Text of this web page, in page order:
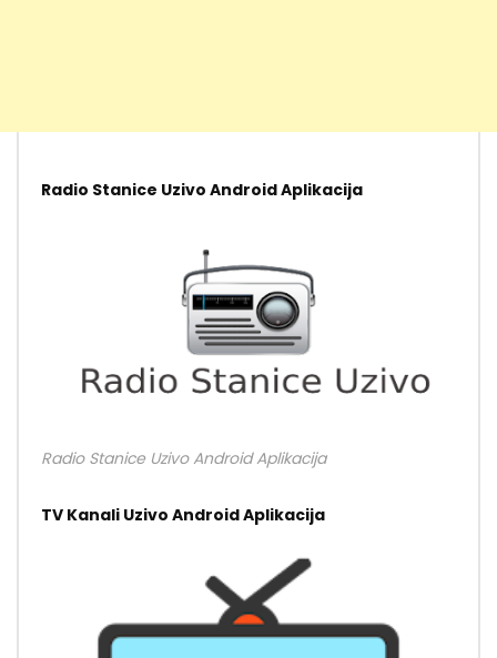
Radio Stanice Uzivo Android Aplikacija
Radio Stanice Uzivo Android Aplikacija
TV Kanali Uzivo Android Aplikacija